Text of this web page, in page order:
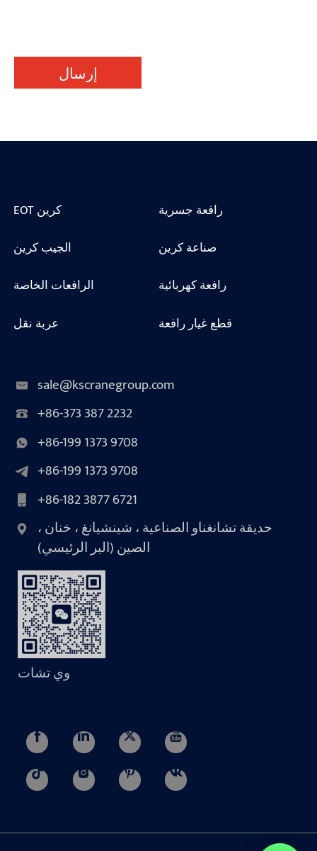
إرسال
EOT كرين
رافعة جسرية
الجيب كرين
صناعة كرين
الرافعات الخاصة
رافعة كهربائية
عربة نقل
قطع غيار رافعة
sale@kscranegroup.com
+86-373 387 2232
+86-199 1373 9708
+86-199 1373 9708
+86-182 3877 6721
حديقة تشانغناو الصناعية ، شينشيانغ ، خنان ،
الصين (البر الرئيسي)
وي تشات